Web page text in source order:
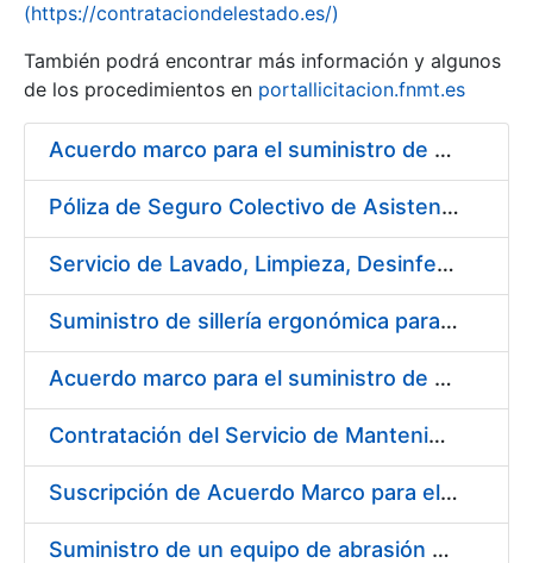
Erakutsi/Ezkutatu
(https://contrataciondelestado.es/)
También podrá encontrar más información y algunos
de los procedimientos en portallicitacion.fnmt.es
Acuerdo marco para el suministro de material de droguería y limpieza a la FNMT-RCM
Póliza de Seguro Colectivo de Asistencia Sanitaria
Servicio de Lavado, Limpieza, Desinfección y Descontaminación de la ropa de trabajo del personal de la FNMT-RCM de Madrid
Suministro de sillería ergonómica para la FNMT-RCM
Acuerdo marco para el suministro de material de fontanería y aire acondicionado
Contratación del Servicio de Mantenimiento de Carretillas Transportadoras-elevadoras
Suscripción de Acuerdo Marco para el Suministro de Material de Filtración
Suministro de un equipo de abrasión para ensayos de laboratorio